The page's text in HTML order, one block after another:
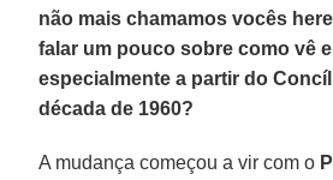
não mais chamamos vocês
falar um pouco sobre como vê
especialmente a partir do
década de 1960?
A mudança começou a vir com o